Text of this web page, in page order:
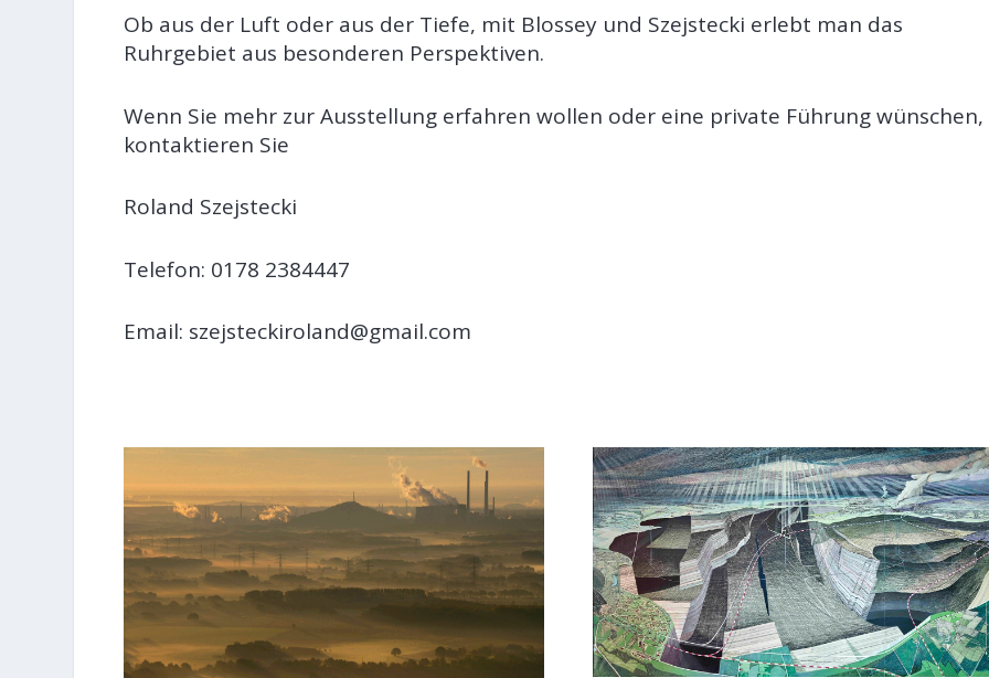
Ob aus der Luft oder aus der Tiefe, mit Blossey und Szejstecki erlebt man das
Ruhrgebiet aus besonderen Perspektiven.
Wenn Sie mehr zur Ausstellung erfahren wollen oder eine private Führung wünschen,
kontaktieren Sie
Roland Szejstecki
Telefon: 0178 2384447
Email: szejsteckiroland@gmail.com